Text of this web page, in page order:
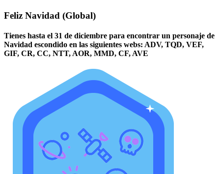
Feliz Navidad (Global)
Tienes hasta el 31 de diciembre para encontrar un personaje de
Navidad escondido en las siguientes webs: ADV, TQD, VEF,
GIF, CR, CC, NTT, AOR, MMD, CF, AVE